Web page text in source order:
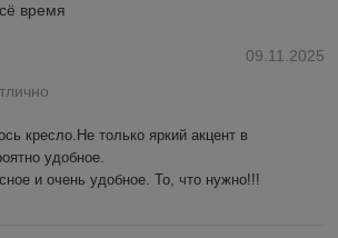
время
09.11.2025
кресло.Не только яркий акцент в
удобное.
и очень удобное. То, что нужно!!!